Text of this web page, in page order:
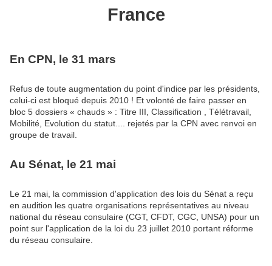
France
En CPN, le 31 mars
Refus de toute augmentation du point d'indice par les présidents,
celui-ci est bloqué depuis 2010 ! Et volonté de faire passer en
bloc 5 dossiers « chauds » : Titre III, Classification , Télétravail,
Mobilité, Evolution du statut.... rejetés par la CPN avec renvoi en
groupe de travail.
Au Sénat, le 21 mai
Le 21 mai, la commission d'application des lois du Sénat a reçu
en audition les quatre organisations représentatives au niveau
national du réseau consulaire (CGT, CFDT, CGC, UNSA) pour un
point sur l'application de la loi du 23 juillet 2010 portant réforme
du réseau consulaire.